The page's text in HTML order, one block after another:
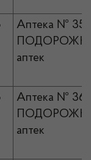
Аптека № 35
аптек
Аптека № 36
аптек